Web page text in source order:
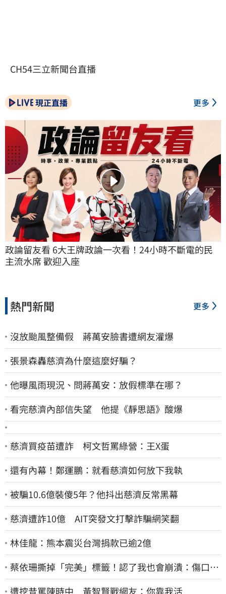
CH54三立新聞台直播
現正直播 更多
政論留友看 6大王牌政論一次看！24小時不斷電的民
主流水席 歡迎入座
熱門新聞 更多
沒放颱風整備假 蔣萬安臉書遭網友灌爆
張景森轟慈濟為什麼這麼好騙？
他曝風雨現況、問蔣萬安：放假標準在哪？
看完慈濟內部信失望 他提《靜思語》酸爆
慈濟買疫苗遭詐 柯文哲罵綠營：王X蛋
還有內幕！鄭運鵬：就看慈濟如何放下我執
被騙10.6億裝傻5年？他抖出慈濟反常黑幕
慈濟遭詐10億 AIT突發文打擊詐騙網笑翻
林佳龍：熊本震災台灣捐款已逾2億
蔡依珊撕掉「完美」標籤！認了我也會崩潰：傷口終
究會癒合
遭挖昔罵陳時中 黃智賢戰網友：你靠我活